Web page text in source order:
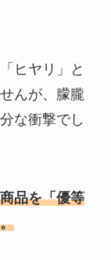
ヒヤリ」と
んが、朦朧
な衝撃でし
品を「優等